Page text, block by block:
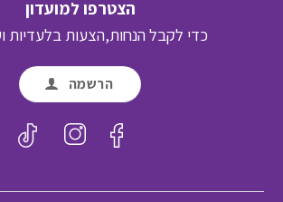
הצטרפו למועדון
כדי לקבל הנחות,הצעות בלעדיות
הרשמה